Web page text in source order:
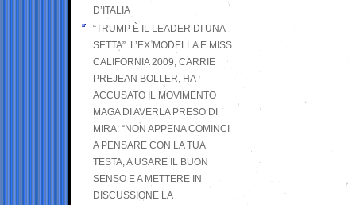
D’ITALIA
“TRUMP È IL LEADER DI UNA
SETTA”. L’EX MODELLA E MISS
CALIFORNIA 2009, CARRIE
PREJEAN BOLLER, HA
ACCUSATO IL MOVIMENTO
MAGA DI AVERLA PRESO DI
MIRA: “NON APPENA COMINCI
A PENSARE CON LA TUA
TESTA, A USARE IL BUON
SENSO E A METTERE IN
DISCUSSIONE LA